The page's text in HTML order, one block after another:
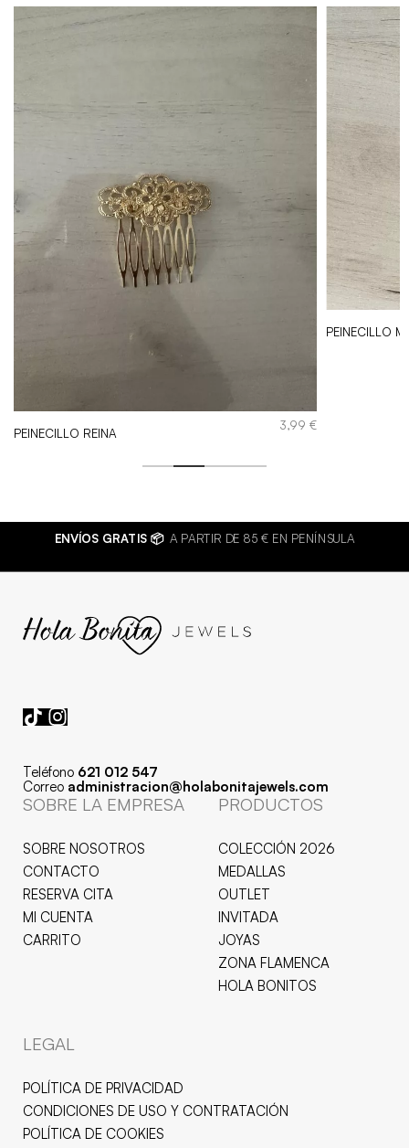
PEINECILLO REINA
3,99€
PEINECILLO
ENVÍOS GRATIS 📦 A PARTIR DE 85 € EN PENÍNSULA
Teléfono 621 012 547
Correo administracion@holabonitajewels.com
SOBRE LA EMPRESA
SOBRE NOSOTROS
CONTACTO
RESERVA CITA
MI CUENTA
CARRITO
PRODUCTOS
COLECCIÓN 2026
MEDALLAS
OUTLET
INVITADA
JOYAS
ZONA FLAMENCA
HOLA BONITOS
LEGAL
POLÍTICA DE PRIVACIDAD
CONDICIONES DE USO Y CONTRATACIÓN
POLÍTICA DE COOKIES